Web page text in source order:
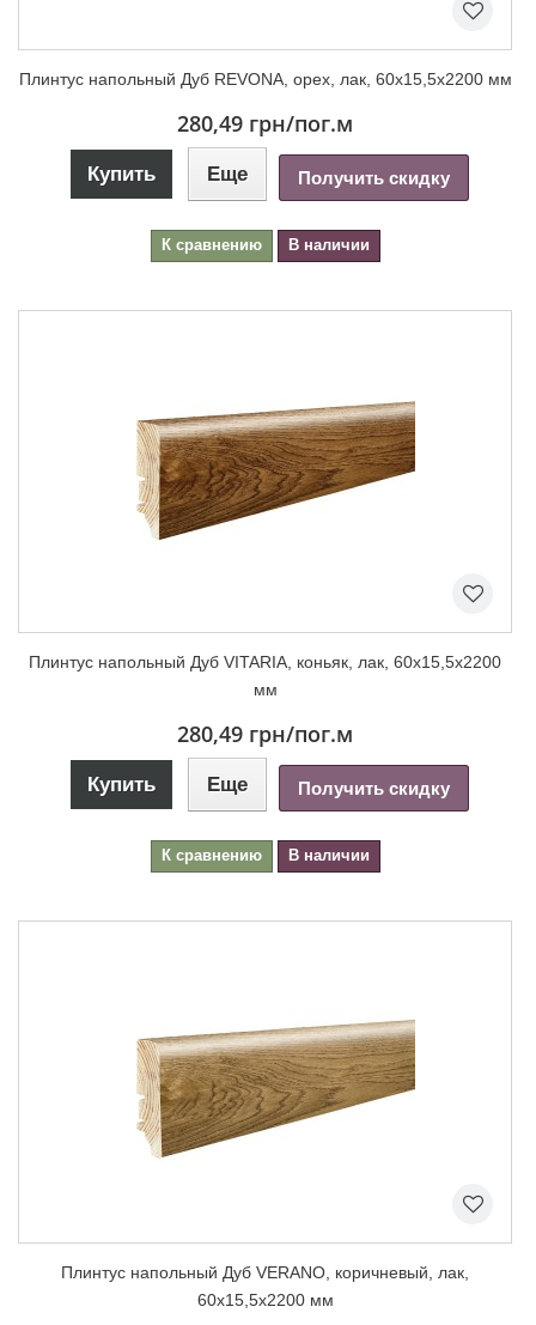
Плинтус напольный Дуб REVONA, орех, лак, 60х15,5х2200 мм
280,49 грн/пог.м
Купить Еще Получить скидку
К сравнению В наличии
Плинтус напольный Дуб VITARIA, коньяк, лак, 60х15,5х2200
мм
280,49 грн/пог.м
Купить Еще Получить скидку
К сравнению В наличии
Плинтус напольный Дуб VERANO, коричневый, лак,
60х15,5х2200 мм